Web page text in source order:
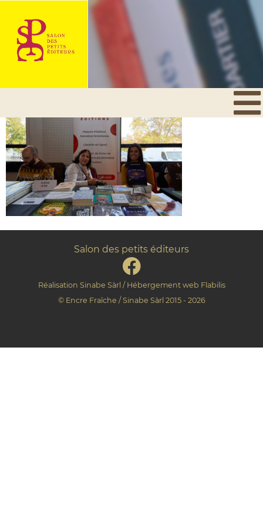
Salon des petits éditeurs
Réalisation Sinabe Sàrl / Hébergement web Flabilis
© Encre Fraîche / Sinabe Sàrl 2015 - 2026